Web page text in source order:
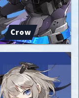
Crow